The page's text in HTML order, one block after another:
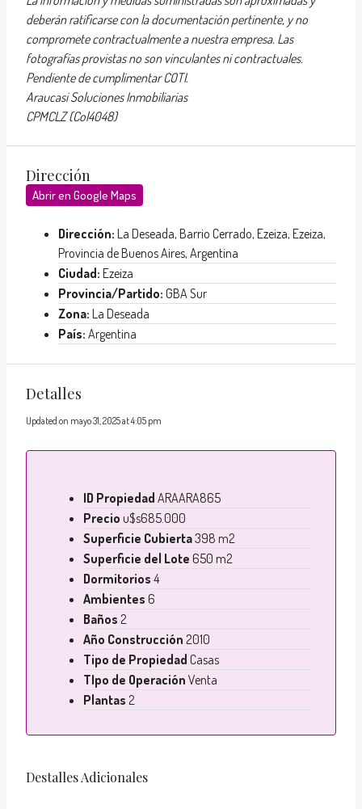
deberán ratificarse con la documentación pertinente, y no
compromete contractualmente a nuestra empresa. Las
fotografías provistas no son vinculantes ni contractuales.
Pendiente de cumplimentar COTI.
Araucasi Soluciones Inmobiliarias
CPMCLZ (Col4048)
Dirección
Abrir en Google Maps
Dirección: La Deseada, Barrio Cerrado, Ezeiza, Ezeiza,
Provincia de Buenos Aires, Argentina
Ciudad: Ezeiza
Provincia/Partido: GBA Sur
Zona: La Deseada
País: Argentina
Detalles
Updated on mayo 31, 2025 at 4:05 pm
ID Propiedad ARAARA865
Precio u$s685.000
Superficie Cubierta398 m2
Superficie del Lote 650 m2
Dormitorios 4
Ambientes 6
Baños 2
Año Construcción 2010
Tipo de Propiedad Casas
TIpo de Operación Venta
Plantas 2
Destalles Adicionales